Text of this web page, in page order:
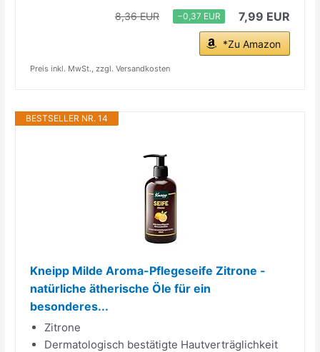
8,36 EUR −0,37 EUR 7,99 EUR
*Zu Amazon
Preis inkl. MwSt., zzgl. Versandkosten
BESTSELLER NR. 14
Kneipp Milde Aroma-Pflegeseife Zitrone -
natürliche ätherische Öle für ein
besonderes...
Zitrone
Dermatologisch bestätigte Hautverträglichkeit